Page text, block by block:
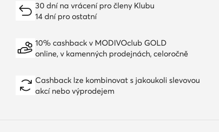
30 dní na vrácení pro členy Klubu
14 dní pro ostatní
10% cashback v MODIVOclub GOLD
online, v kamenných prodejnách, celoročně
Cashback lze kombinovat s jakoukoli slevovou
akcí nebo výprodejem